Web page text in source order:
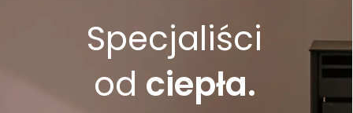
Specjaliści
od ciepła.